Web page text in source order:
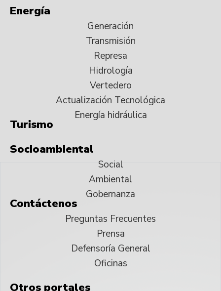
Energía
Generación
Transmisión
Represa
Hidrología
Vertedero
Actualización Tecnológica
Energía hidráulica
Turismo
Socioambiental
Social
Ambiental
Gobernanza
Contáctenos
Preguntas Frecuentes
Prensa
Defensoría General
Oficinas
Otros portales